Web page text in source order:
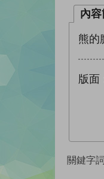
內
熊的
版面
關鍵字